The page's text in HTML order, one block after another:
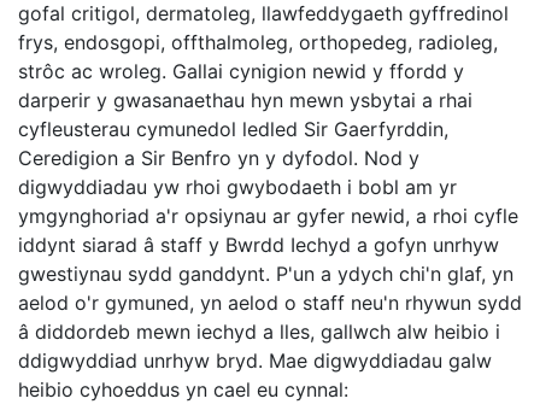
gofal critigol, dermatoleg, llawfeddygaeth gyffredinol
frys, endosgopi, offthalmoleg, orthopedeg, radioleg,
strôc ac wroleg. Gallai cynigion newid y ffordd y
darperir y gwasanaethau hyn mewn ysbytai a rhai
cyfleusterau cymunedol ledled Sir Gaerfyrddin,
Ceredigion a Sir Benfro yn y dyfodol. Nod y
digwyddiadau yw rhoi gwybodaeth i bobl am yr
ymgynghoriad a'r opsiynau ar gyfer newid, a rhoi cyfle
iddynt siarad â staff y Bwrdd Iechyd a gofyn unrhyw
gwestiynau sydd ganddynt. P'un a ydych chi'n glaf, yn
aelod o'r gymuned, yn aelod o staff neu'n rhywun sydd
â diddordeb mewn iechyd a lles, gallwch alw heibio i
ddigwyddiad unrhyw bryd. Mae digwyddiadau galw
heibio cyhoeddus yn cael eu cynnal: